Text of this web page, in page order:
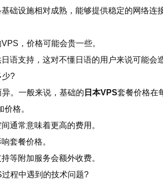
础设施相对成熟，能够提供稳定的网络连接
，价格可能会贵一些。
语支持，这对不懂日语的用户来说可能会
少?
。一般来说，基础的 日本VPS套餐价格在
格。
通常意味着更高的费用。
套餐价格。
等附加服务会额外收费。
程中遇到的技术问题?